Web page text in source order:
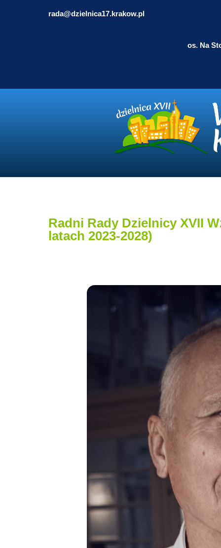
rada@dzielnica17.krakow.pl
os. Na
Radni Rady Dzielnicy XVII
latach 2023-2028)